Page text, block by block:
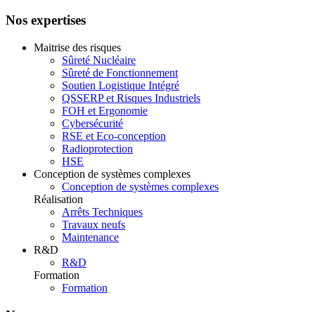
Nos expertises
Maitrise des risques
Sûreté Nucléaire
Sûreté de Fonctionnement
Soutien Logistique Intégré
QSSERP et Risques Industriels
FOH et Ergonomie
Cybersécurité
RSE et Eco-conception
Radioprotection
HSE
Conception de systèmes complexes
Conception de systèmes complexes
Réalisation
Arrêts Techniques
Travaux neufs
Maintenance
R&D
R&D
Formation
Formation